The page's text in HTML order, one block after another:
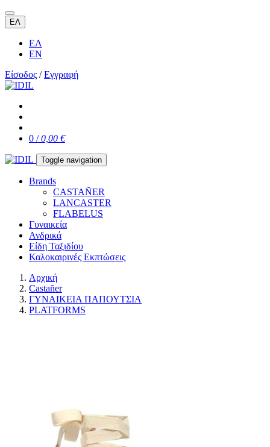
ΕΛ
ΕΛ
EN
Είσοδος /Εγγραφή
0 /0,00 €
Toggle navigation
Brands
CASTAÑER
LANCASTER
FLABELUS
Γυναικεία
Ανδρικά
Είδη Ταξιδίου
Καλοκαιρινές Εκπτώσεις
Αρχική
Castañer
ΓΥΝΑΙΚΕΙΑ ΠΑΠΟΥΤΣΙΑ
PLATFORMS